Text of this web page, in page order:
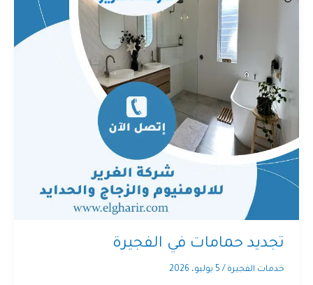
تجديد حمامات في الفجيرة
خدمات الفجيرة / 5 يوليو، 2026